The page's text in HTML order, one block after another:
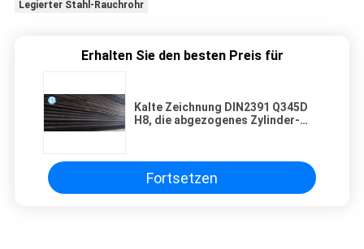
Legierter Stahl-Rauchrohr
Erhalten Sie den besten Preis für
Kalte Zeichnung DIN2391 Q345D
H8, die abgezogenes Zylinder-
Fortsetzen